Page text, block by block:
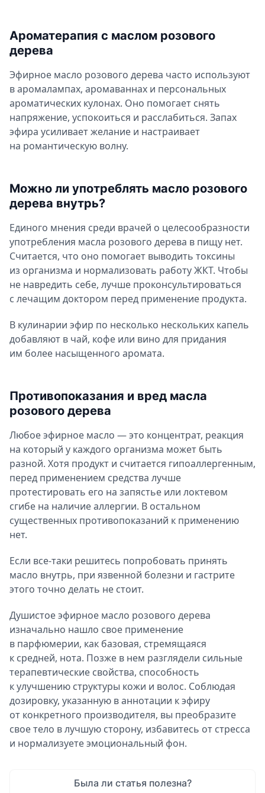
Ароматерапия с маслом розового
дерева
Эфирное масло розового дерева часто используют
в аромалампах, аромаваннах и персональных
ароматических кулонах. Оно помогает снять
напряжение, успокоиться и расслабиться. Запах
эфира усиливает желание и настраивает
на романтическую волну.
Можно ли употреблять масло розового
дерева внутрь?
Единого мнения среди врачей о целесообразности
употребления масла розового дерева в пищу нет.
Считается, что оно помогает выводить токсины
из организма и нормализовать работу ЖКТ. Чтобы
не навредить себе, лучше проконсультироваться
с лечащим доктором перед применение продукта.
В кулинарии эфир по несколько нескольких капель
добавляют в чай, кофе или вино для придания
им более насыщенного аромата.
Противопоказания и вред масла
розового дерева
Любое эфирное масло — это концентрат, реакция
на который у каждого организма может быть
разной. Хотя продукт и считается гипоаллергенным,
перед применением средства лучше
протестировать его на запястье или локтевом
сгибе на наличие аллергии. В остальном
существенных противопоказаний к применению
нет.
Если все-таки решитесь попробовать принять
масло внутрь, при язвенной болезни и гастрите
этого точно делать не стоит.
Душистое эфирное масло розового дерева
изначально нашло свое применение
в парфюмерии, как базовая, стремящаяся
к средней, нота. Позже в нем разглядели сильные
терапевтические свойства, способность
к улучшению структуры кожи и волос. Соблюдая
дозировку, указанную в аннотации к эфиру
от конкретного производителя, вы преобразите
свое тело в лучшую сторону, избавитесь от стресса
и нормализуете эмоциональный фон.
Была ли статья полезна?